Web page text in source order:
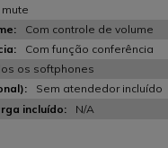
Com controle de volume
Com função conferência
os softphones
Sem atendedor incluído
N/A